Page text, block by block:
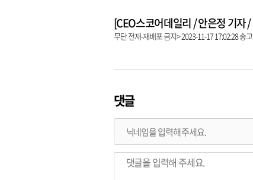
[CEO스코어데일리 / 안은정 기
무단 전재-재배포 금지> 2023-11-17 17:02:28 송고
댓글